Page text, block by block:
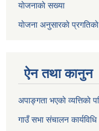
याेजनाकाे सख्या
याेजना अनुसारकाे प्रगतिकाे
ऐन तथा कानुन
अपाङ्गता भएकाे व्यत्तिकाे
गाउँ सभा संचालन